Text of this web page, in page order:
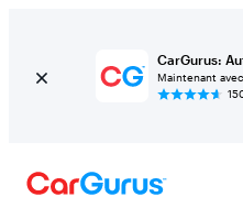
CarGurus:
Maintenant